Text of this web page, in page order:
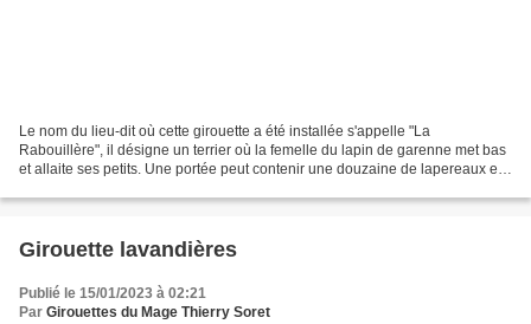
Le nom du lieu-dit où cette girouette a été installée s'appelle "La
Rabouillère", il désigne un terrier où la femelle du lapin de garenne met bas
et allaite ses petits. Une portée peut contenir une douzaine de lapereaux et
Girouette lavandières
Publié le 15/01/2023 à 02:21
Par Girouettes du Mage Thierry Soret